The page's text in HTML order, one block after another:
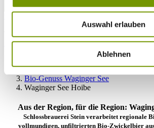
Auswahl erlauben
Ablehnen
zur Webcam
Tel. +49 (0) 86 81/3 13
info@waginger-see.deKontaktformular
Genussregion
Bio-Genuss Waginger See
Waginger See Hoibe
Aus der Region, für die Region:
Schlossbrauerei Stein verarbeitet regionale
vollmundigen, unfiltrierten Bio-Zwickelbier